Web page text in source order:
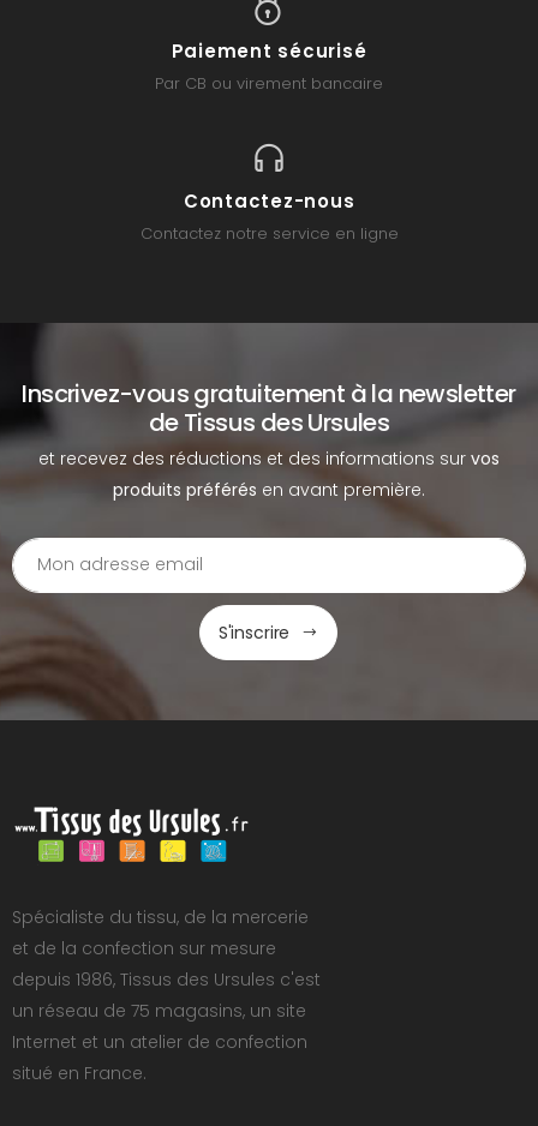
Paiement sécurisé
Par CB ou virement bancaire
Contactez-nous
Contactez notre service en ligne
Inscrivez-vous gratuitement à la newsletter
de Tissus des Ursules
et recevez des réductions et des informations sur vos
produits préférés en avant première.
S'inscrire
Spécialiste du tissu, de la mercerie
et de la confection sur mesure
depuis 1986, Tissus des Ursules c'est
un réseau de 75 magasins, un site
Internet et un atelier de confection
situé en France.